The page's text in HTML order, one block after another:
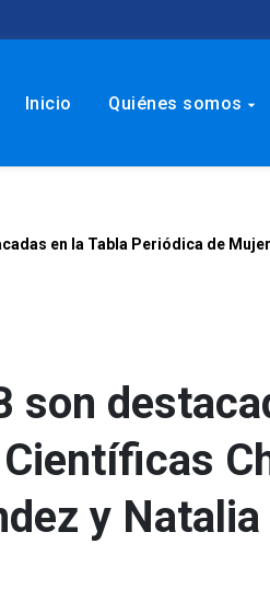
Inicio Quiénes somos arrow_drop_down
en la Tabla Periódica de
son
y